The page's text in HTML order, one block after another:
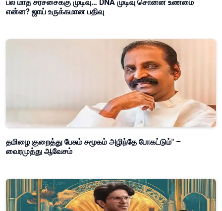
பல மாத சர்ச்சைக்கு முடிவு… DNA முடிவு சொன்ன உண்மை
என்ன? ஜாய் உருக்கமான பதிவு
தமிழை குறைத்து பேசும் சமூகம் அழிந்தே போகட்டும்" –
வைரமுத்து ஆவேசம்